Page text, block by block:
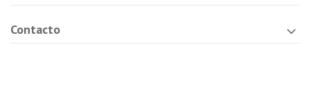
Contacto